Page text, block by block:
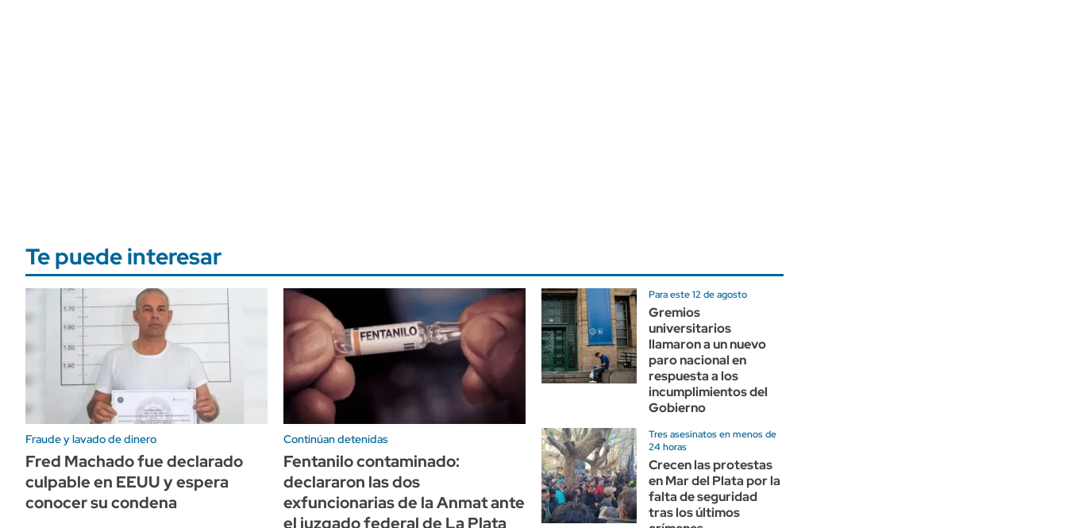
Te puede interesar
Fraude y lavado de dinero
Fred Machado fue declarado
culpable en EEUU y espera
conocer su condena
Continúan detenidas
Fentanilo contaminado:
declararon las dos
exfuncionarias de la Anmat ante
el juzgado federal de La Plata
Para este 12 de agosto
Gremios
universitarios
llamaron a un nuevo
paro nacional en
respuesta a los
incumplimientos del
Gobierno
Tres asesinatos en menos de
24 horas
Crecen las protestas
en Mar del Plata por la
falta de seguridad
tras los últimos